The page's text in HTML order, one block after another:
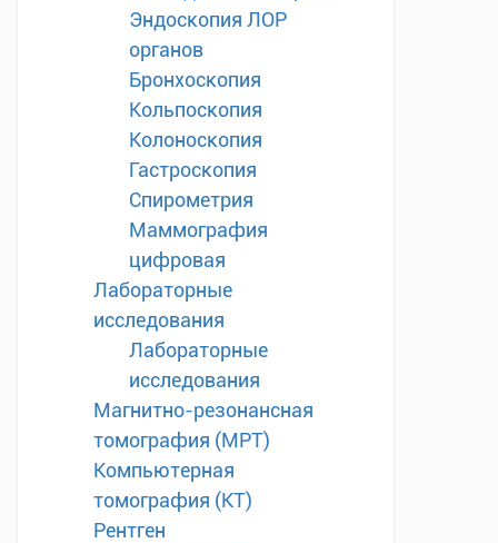
Эндоскопия ЛОР
органов
Бронхоскопия
Кольпоскопия
Колоноскопия
Гастроскопия
Спирометрия
Маммография
цифровая
Лабораторные
исследования
Лабораторные
исследования
Магнитно-резонансная
томография (МРТ)
Компьютерная
томография (КТ)
Рентген